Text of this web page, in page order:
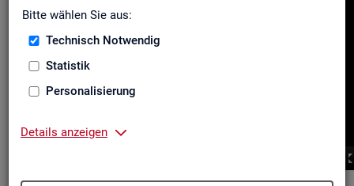
Bitte wählen Sie aus:
Technisch Notwendig
Statistik
Personalisierung
Details anzeigen
er